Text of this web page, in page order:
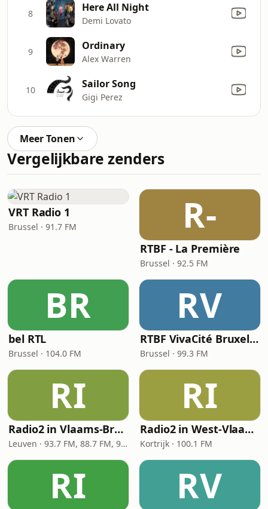
8 Here All Night
Demi Lovato
9 Ordinary
Alex Warren
10 Sailor Song
Gigi Perez
Meer Tonen
Vergelijkbare zenders
VRT Radio 1
Brussel · 91.7 FM R-
RTBF - La Première
Brussel · 92.5 FM
BR
bel RTL
Brussel · 104.0 FM
RV
RTBF VivaCité Bruxelles
Brussel · 99.3 FM
RI
Radio2 in Vlaams-Brabant
Leuven · 93.7 FM, 88.7 FM, 92.4 FM
RI
Radio2 in West-Vlaanderen
Kortrijk · 100.1 FM
RI RV